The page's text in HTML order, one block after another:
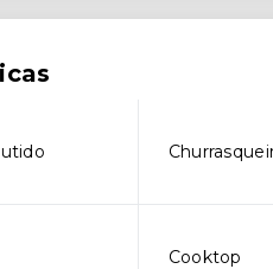
Cooktop